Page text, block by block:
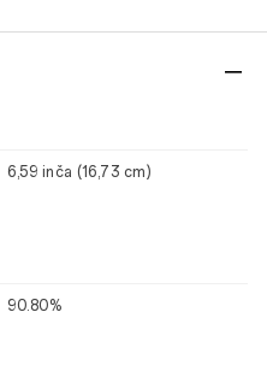
6,59 inča (16,73 cm)
90.80%